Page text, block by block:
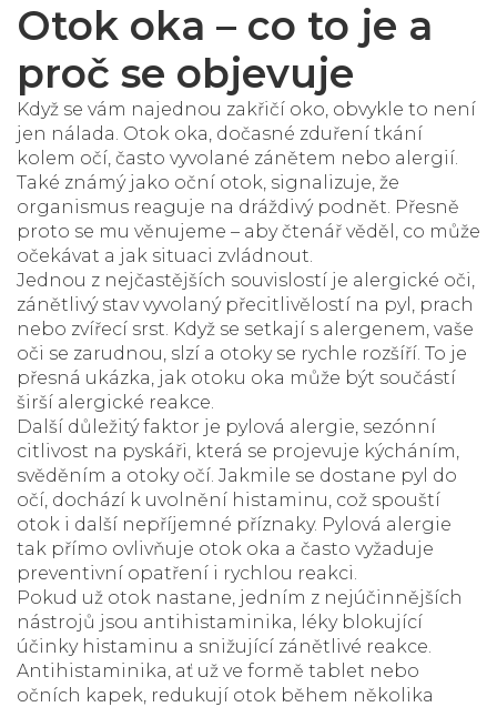
Otok oka – co to je a
proč se objevuje
Když se vám najednou zakřičí oko, obvykle to není
jen nálada. Otok oka, dočasné zduření tkání
kolem očí, často vyvolané zánětem nebo alergií.
Také známý jako oční otok, signalizuje, že
organismus reaguje na dráždivý podnět. Přesně
proto se mu věnujeme – aby čtenář věděl, co může
očekávat a jak situaci zvládnout.
Jednou z nejčastějších souvislostí je alergické oči,
zánětlivý stav vyvolaný přecitlivělostí na pyl, prach
nebo zvířecí srst. Když se setkají s alergenem, vaše
oči se zarudnou, slzí a otoky se rychle rozšíří. To je
přesná ukázka, jak otoku oka může být součástí
širší alergické reakce.
Další důležitý faktor je pylová alergie, sezónní
citlivost na pyskáři, která se projevuje kýcháním,
svěděním a otoky očí. Jakmile se dostane pyl do
očí, dochází k uvolnění histaminu, což spouští
otok i další nepříjemné příznaky. Pylová alergie
tak přímo ovlivňuje otok oka a často vyžaduje
preventivní opatření i rychlou reakci.
Pokud už otok nastane, jedním z nejúčinnějších
nástrojů jsou antihistaminika, léky blokující
účinky histaminu a snižující zánětlivé reakce.
Antihistaminika, ať už ve formě tablet nebo
očních kapek, redukují otok během několika